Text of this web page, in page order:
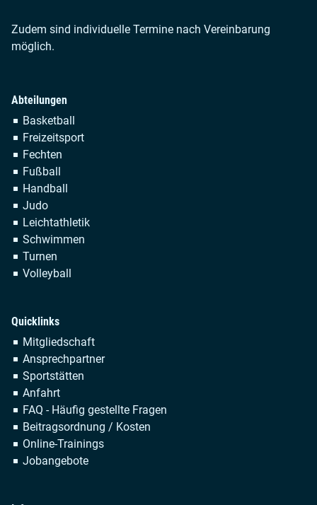
Zudem sind individuelle Termine nach Vereinbarung
möglich.
Abteilungen
Navigation
überspringen
Basketball
Freizeitsport
Fechten
Fußball
Handball
Judo
Leichtathletik
Schwimmen
Turnen
Volleyball
Quicklinks
Navigation
überspringen
Mitgliedschaft
Ansprechpartner
Sportstätten
Anfahrt
FAQ - Häufig gestellte Fragen
Beitragsordnung / Kosten
Online-Trainings
Jobangebote